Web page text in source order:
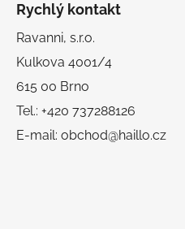
Rychlý kontakt
Ravanni, s.r.o.
Kulkova 4001/4
615 00 Brno
Tel.: +420 737288126
E-mail: obchod@haillo.cz